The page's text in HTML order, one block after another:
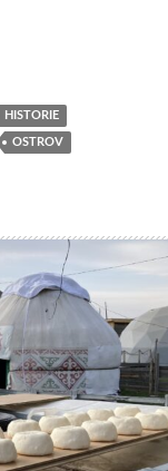
HISTORIE
OSTROV